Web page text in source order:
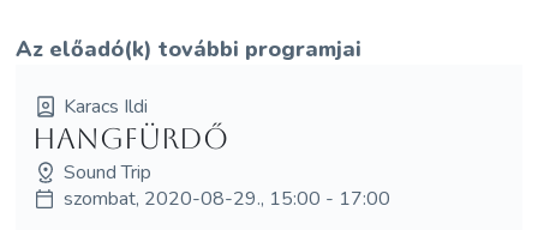
Az előadó(k) további programjai
Karacs Ildi
hangfürdő
Sound Trip
szombat, 2020-08-29., 15:00 - 17:00